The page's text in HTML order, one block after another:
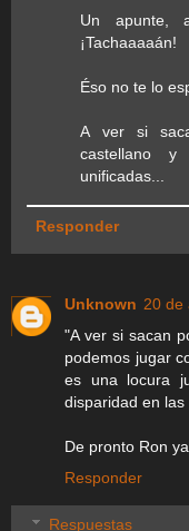
Un apunte,
¡Tachaaaaán!
Éso no te lo
A ver si
castellano
unificadas...
Responder
Unknown 20 de
"A ver si sacan
podemos jugar
es una locura
disparidad en las
De pronto Ron
Responder
Respuestas